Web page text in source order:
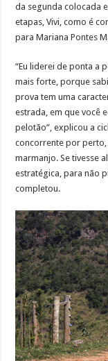
da segunda colocada
etapas, Vivi, como é
para Mariana Pontes
“Eu liderei de ponta a
mais forte, porque
prova tem uma
estrada, em que você
pelotão”, explicou a
concorrente por perto,
marmanjo. Se tivesse
estratégica, para não
completou.